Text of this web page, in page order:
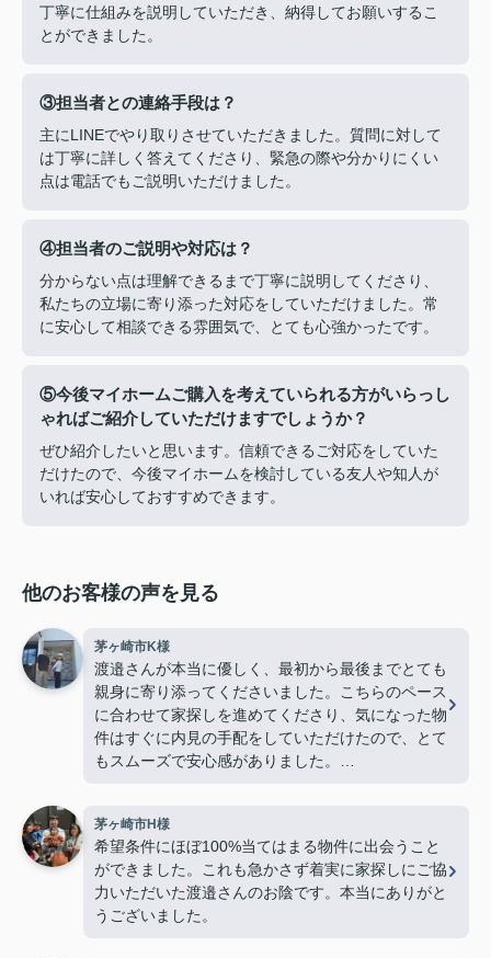
丁寧に仕組みを説明していただき、納得してお願いするこ
とができました。
③担当者との連絡手段は？
主にLINEでやり取りさせていただきました。質問に対して
は丁寧に詳しく答えてくださり、緊急の際や分かりにくい
点は電話でもご説明いただけました。
④担当者のご説明や対応は？
分からない点は理解できるまで丁寧に説明してくださり、
私たちの立場に寄り添った対応をしていただけました。常
に安心して相談できる雰囲気で、とても心強かったです。
⑤今後マイホームご購入を考えていられる方がいらっし
ゃればご紹介していただけますでしょうか？
ぜひ紹介したいと思います。信頼できるご対応をしていた
だけたので、今後マイホームを検討している友人や知人が
いれば安心しておすすめできます。
他のお客様の声を見る
茅ヶ崎市K様
渡邉さんが本当に優しく、最初から最後までとても
親身に寄り添ってくださいました。こちらのペース
に合わせて家探しを進めてくださり、気になった物
件はすぐに内見の手配をしていただけたので、とて
もスムーズで安心感がありました。
寧に接してくださり、「営業の方でこんなに優しく
て親切な方がいるんだ」と驚くほど素敵な方でし
た。子どももすっかり懐いていて、人柄の良さが伝
わってきました。
茅ヶ崎市H様
希望条件にほぼ100%当てはまる物件に出会うこと
ができました。これも急かさず着実に家探しにご協
力いただいた渡邉さんのお陰です。本当にありがと
うございました。